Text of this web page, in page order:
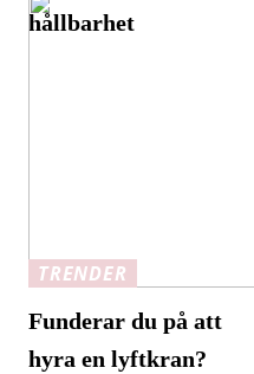
hållbarhet
TRENDER
Funderar du på att
hyra en lyftkran?